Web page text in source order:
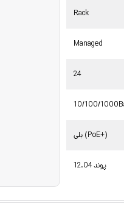
Rack
Managed
24
10/100/
بلی (PoE+)
12.04 پوند